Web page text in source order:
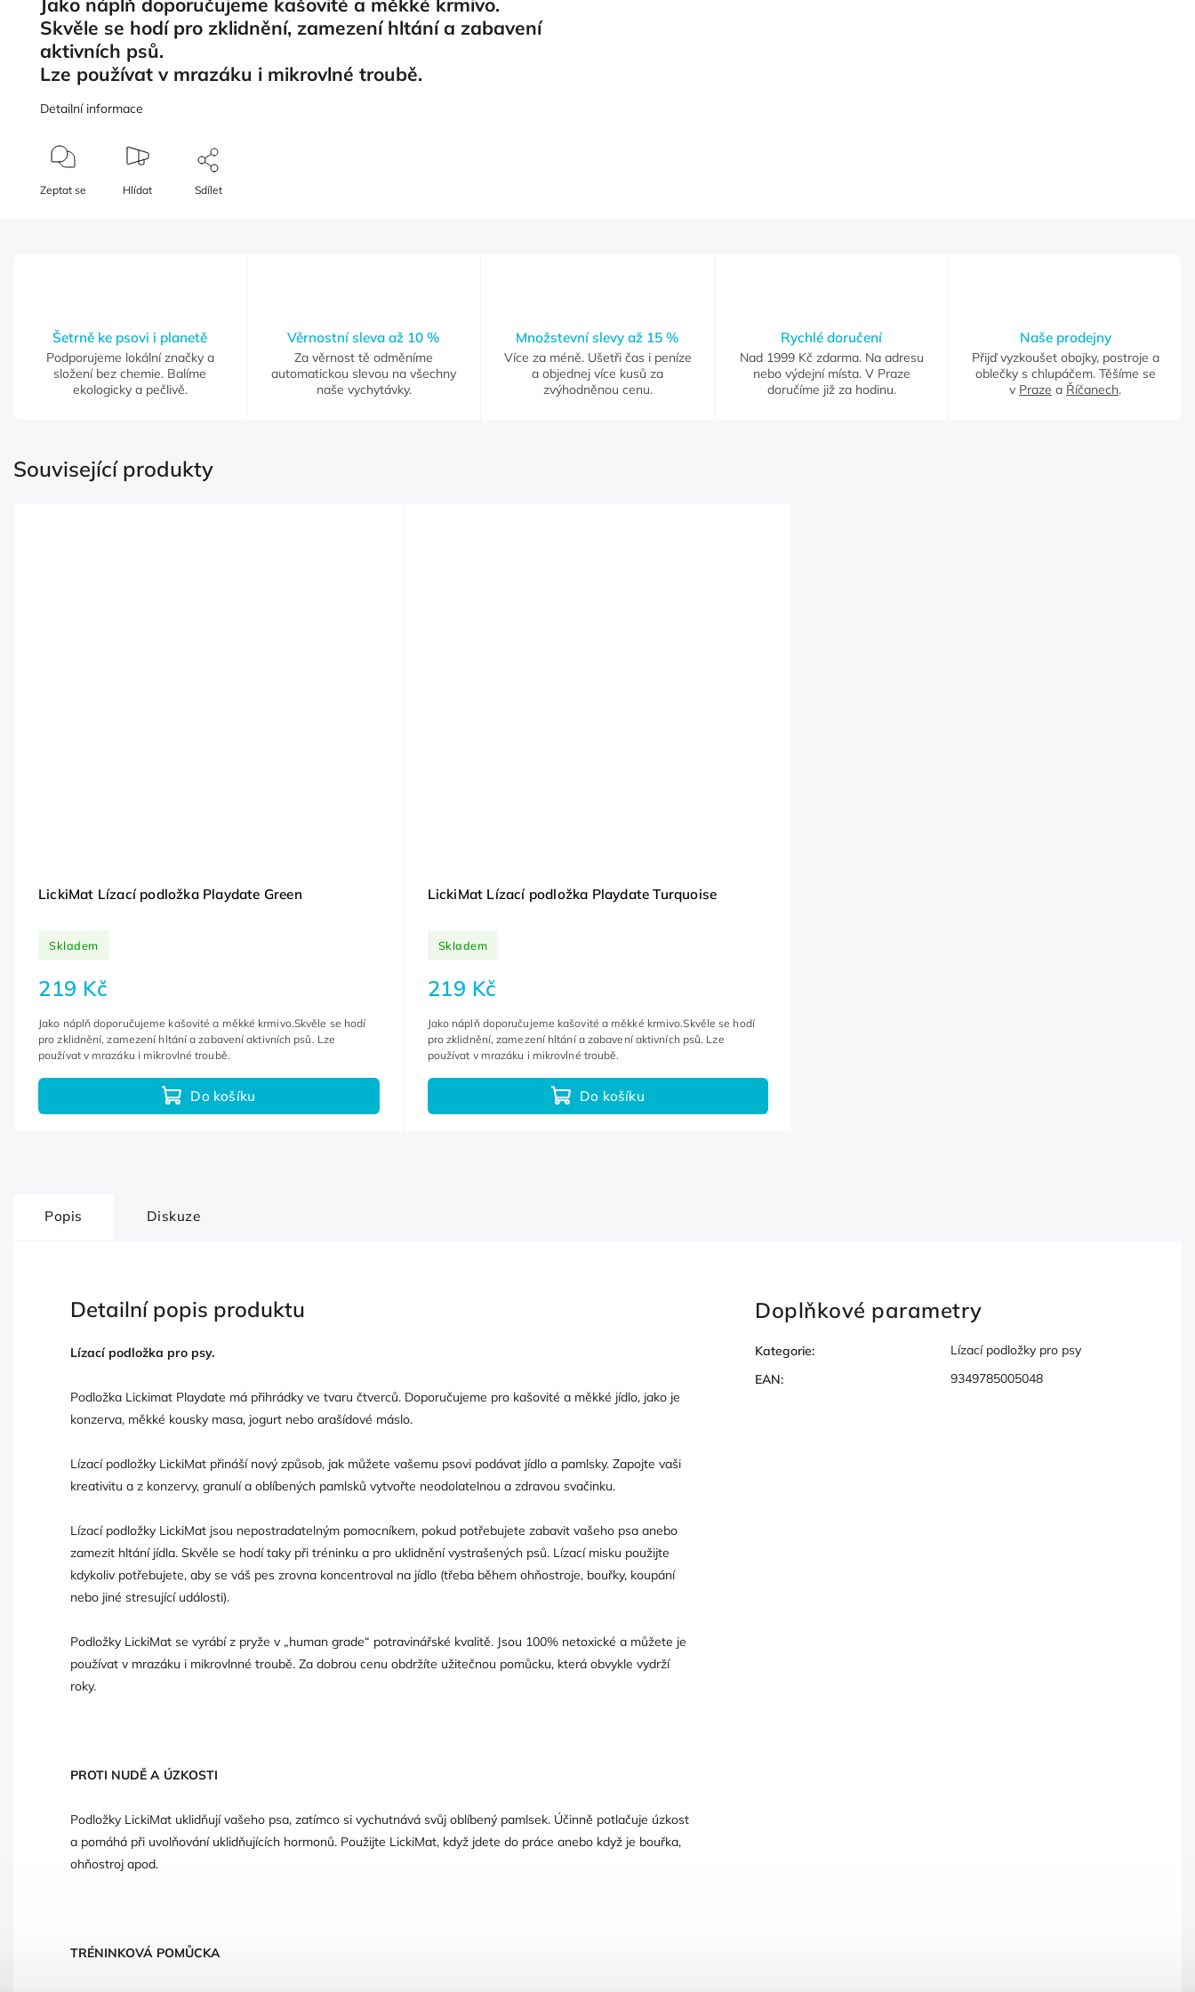
Skvěle se hodí pro zklidnění, zamezení hltání a zabavení
aktivních psů.
Lze používat v mrazáku i mikrovlné troubě.
Detailní informace
Zeptat se Hlídat Sdílet
Šetrně ke psovi i planetě
Podporujeme lokální značky a
složení bez chemie. Balíme
ekologicky a pečlivě.
Věrnostní sleva až 10 %
Za věrnost tě odměníme
automatickou slevou na všechny
naše vychytávky.
Množstevní slevy až 15 %
Více za méně. Ušetři čas i peníze
a objednej více kusů za
zvýhodněnou cenu.
Rychlé doručení
Nad 1999 Kč zdarma. Na adresu
nebo výdejní místa. V Praze
doručíme již za hodinu.
Naše prodejny
Přijď vyzkoušet obojky, postroje a
oblečky s chlupáčem. Těšíme se
v Praze a Říčanech.
Související produkty
LickiMat Lízací podložka Playdate Green
Skladem
219 Kč
Do košíku
Jako náplň doporučujeme kašovité a měkké krmivo.Skvěle se hodí
pro zklidnění, zamezení hltání a zabavení aktivních psů. Lze
používat v mrazáku i mikrovlné troubě.
LickiMat Lízací podložka Playdate Turquoise
Skladem
219 Kč
Do košíku
Jako náplň doporučujeme kašovité a měkké krmivo.Skvěle se hodí
pro zklidnění, zamezení hltání a zabavení aktivních psů. Lze
používat v mrazáku i mikrovlné troubě.
Popis Diskuze
Detailní popis produktu
Lízací podložka pro psy.
Podložka Lickimat Playdate má přihrádky ve tvaru čtverců. Doporučujeme pro kašovité a měkké jídlo, jako je
konzerva, měkké kousky masa, jogurt nebo arašídové máslo.
Lízací podložky LickiMat přináší nový způsob, jak můžete vašemu psovi podávat jídlo a pamlsky. Zapojte vaši
kreativitu a z konzervy, granulí a oblíbených pamlsků vytvořte neodolatelnou a zdravou svačinku.
Lízací podložky LickiMat jsou nepostradatelným pomocníkem, pokud potřebujete zabavit vašeho psa anebo
zamezit hltání jídla. Skvěle se hodí taky při tréninku a pro uklidnění vystrašených psů. Lízací misku použijte
kdykoliv potřebujete, aby se váš pes zrovna koncentroval na jídlo (třeba během ohňostroje, bouřky, koupání
nebo jiné stresující události).
Podložky LickiMat se vyrábí z pryže v „human grade“ potravinářské kvalitě. Jsou 100% netoxické a můžete je
používat v mrazáku i mikrovlnné troubě. Za dobrou cenu obdržíte užitečnou pomůcku, která obvykle vydrží
roky.
PROTI NUDĚ A ÚZKOSTI
Podložky LickiMat uklidňují vašeho psa, zatímco si vychutnává svůj oblíbený pamlsek. Účinně potlačuje úzkost
a pomáhá při uvolňování uklidňujících hormonů. Použijte LickiMat, když jdete do práce anebo když je bouřka,
ohňostroj apod.
TRÉNINKOVÁ POMŮCKA
Doplňkové parametry
Kategorie:
Lízací podložky pro psy
EAN: 9349785005048